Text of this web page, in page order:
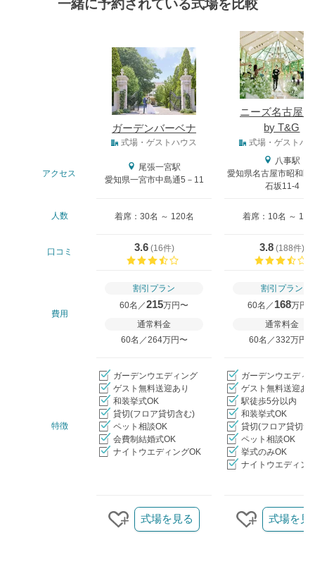
一緒に予約されている式場を比較
ガーデンバーベナ
ニーズ名古屋
by T&G
式場・ゲストハウス 式場・ゲストハ
アクセス
尾張一宮駅
愛知県一宮市中島通5－11
八事駅
愛知県名古屋市昭和区
石坂11-4
人数 着席：30名 ～ 120名 着席：10名 ～ 130
口コミ 3.6(16件)
3.8 (188件)
費用
割引プラン
60名／215万円〜
通常料金
60名／264万円〜
割引プラン
60名／ 168万円
通常料金
60名／332万円〜
特徴
ガーデンウエディング
ゲスト無料送迎あり
和装挙式OK
貸切(フロア貸切含む)
ペット相談OK
会費制結婚式OK
ナイトウエディングOK
ガーデンウエディ
ゲスト無料送迎あ
駅徒歩5分以内
和装挙式OK
貸切(フロア貸切含
ペット相談OK
挙式のみOK
ナイトウエディン
クリップする
式場を見る
クリップす
式場を見